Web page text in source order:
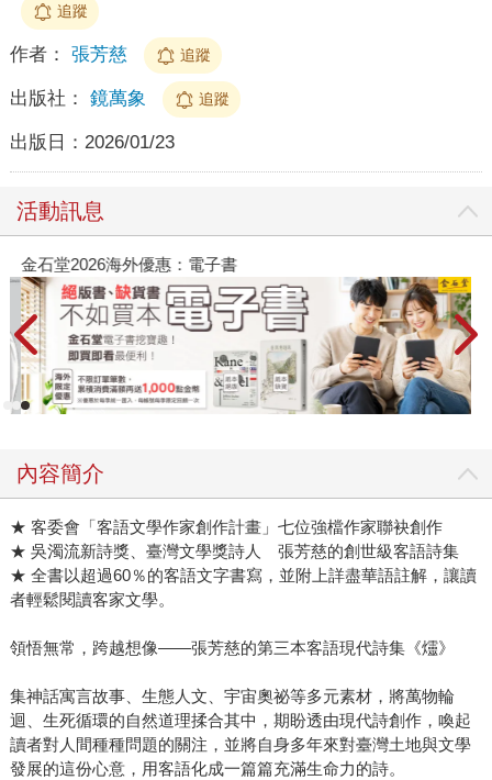
追蹤
作者： 張芳慈 追蹤
出版社： 鏡萬象 追蹤
出版日： 2026/01/23
活動訊息
金石堂2026海外優惠：電子書
內容簡介
★ 客委會「客語文學作家創作計畫」七位強檔作家聯袂創作
★ 吳濁流新詩獎、臺灣文學獎詩人 張芳慈的創世級客語詩集
★ 全書以超過60％的客語文字書寫，並附上詳盡華語註解，讓讀
者輕鬆閱讀客家文學。
領悟無常，跨越想像——張芳慈的第三本客語現代詩集《爧》
集神話寓言故事、生態人文、宇宙奧祕等多元素材，將萬物輪
迴、生死循環的自然道理揉合其中，期盼透由現代詩創作，喚起
讀者對人間種種問題的關注，並將自身多年來對臺灣土地與文學
發展的這份心意，用客語化成一篇篇充滿生命力的詩。